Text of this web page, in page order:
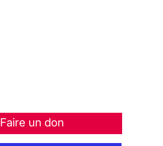
Faire un don